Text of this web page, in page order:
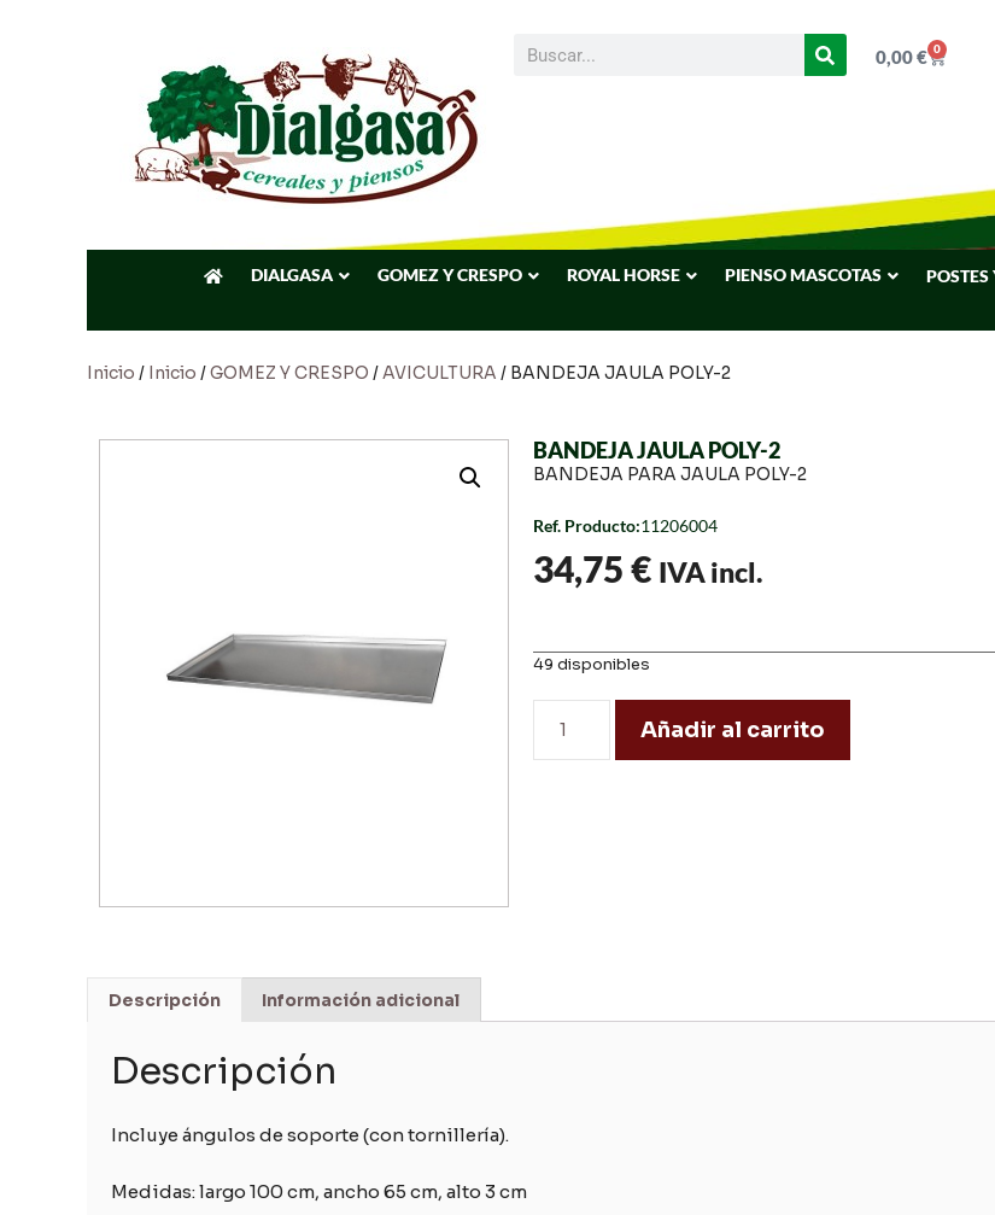
0,00€ 0
DIALGASA GOMEZ Y CRESPO ROYAL HORSE PIENSO MASCOTAS
Inicio / Inicio /GOMEZ Y CRESPO /AVICULTURA / BANDEJA JAULA POLY-2
BANDEJA JAULA POLY-2
BANDEJA PARA JAULA POLY-2
Ref. Producto:11206004
34,75€ IVA incl.
49 disponibles
Añadir al carrito
Descripción Información adicional
Descripción
Incluye ángulos de soporte (con tornillería).
Medidas: largo 100 cm, ancho 65 cm, alto 3 cm